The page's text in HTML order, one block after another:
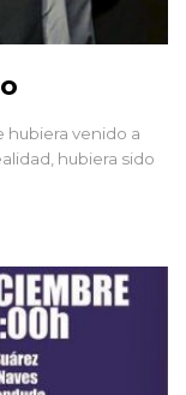
hubiera venido a
hubiera sido